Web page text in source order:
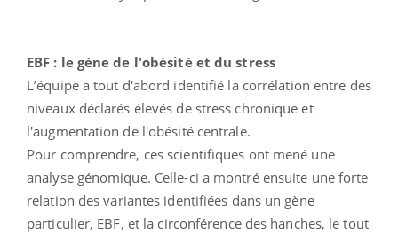
EBF : le gène de l'obésité et du stress
L’équipe a tout d'abord identifié la corrélation entre des
niveaux déclarés élevés de stress chronique et
l'augmentation de l'obésité centrale.
Pour comprendre, ces scientifiques ont mené une
analyse génomique. Celle-ci a montré ensuite une forte
relation des variantes identifiées dans un gène
particulier, EBF, et la circonférence des hanches, le tout